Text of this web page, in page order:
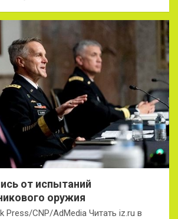
от испытаний
оружия
Press/CNP/AdMedia Читать iz.ru в